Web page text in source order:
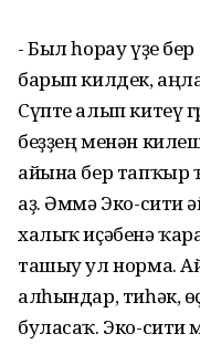
- Был һорау үҙе
барып килдек,
Сүпте алып китеү
беҙҙең менән
айына бер тапҡыр
аҙ. Әммә Эко-сити
халыҡ иҫәбенә
ташыу ул норма.
алһындар, тиһәк,
буласаҡ. Эко-сити